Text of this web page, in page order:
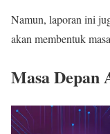
Namun, laporan ini
akan membentuk
Masa Depan